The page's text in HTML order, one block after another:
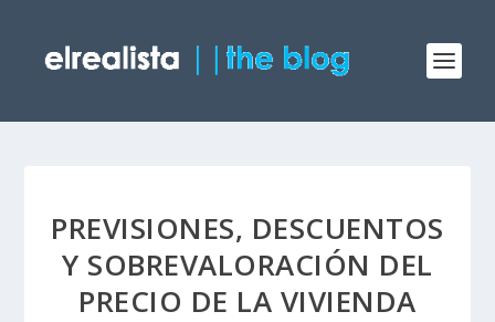
PREVISIONES, DESCUENTOS
Y SOBREVALORACIÓN DEL
PRECIO DE LA VIVIENDA